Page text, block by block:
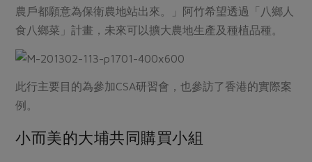
農戶都願意為保衛農地站出來。」阿竹希望透過「八鄉人
食八鄉菜」計畫，未來可以擴大農地生產及種植品種。
此行主要目的為參加CSA研習會，也參訪了香港的實際案
例。
小而美的大埔共同購買小組